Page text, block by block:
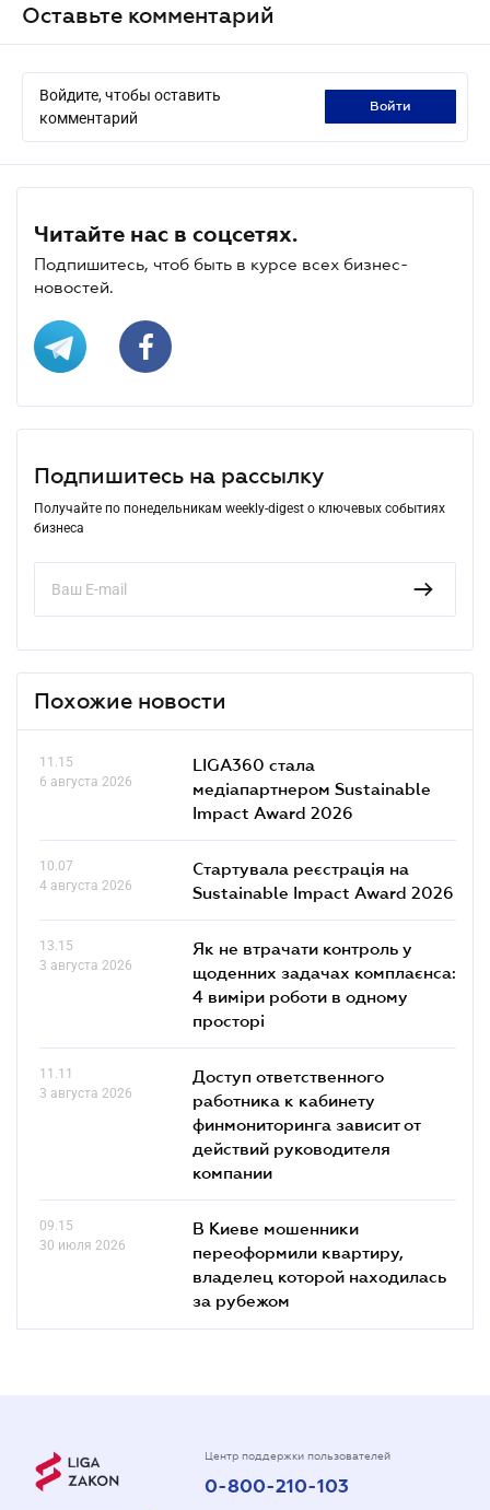
Оставьте комментарий
Войдите, чтобы оставить
комментарий
войти
Читайте нас в соцсетях.
Подпишитесь, чтоб быть в курсе всех бизнес-
новостей.
Подпишитесь на рассылку
Получайте по понедельникам weekly-digest о ключевых событиях
бизнеса
Похожие новости
11.15
6 августа 2026
LIGA360 стала
медіапартнером Sustainable
Impact Award 2026
10.07
4 августа 2026
Стартувала реєстрація на
Sustainable Impact Award 2026
13.15
3 августа 2026
Як не втрачати контроль у
щоденних задачах комплаєнса:
4 виміри роботи в одному
просторі
11.11
3 августа 2026
Доступ ответственного
работника к кабинету
финмониторинга зависит от
действий руководителя
компании
09.15
30 июля 2026
В Киеве мошенники
переоформили квартиру,
владелец которой находилась
за рубежом
Центр поддержки пользователей
0-800-210-103